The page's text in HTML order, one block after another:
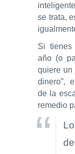
se trata,
Si tienes
año (o
quiere un
dinero”,
de la
remedio